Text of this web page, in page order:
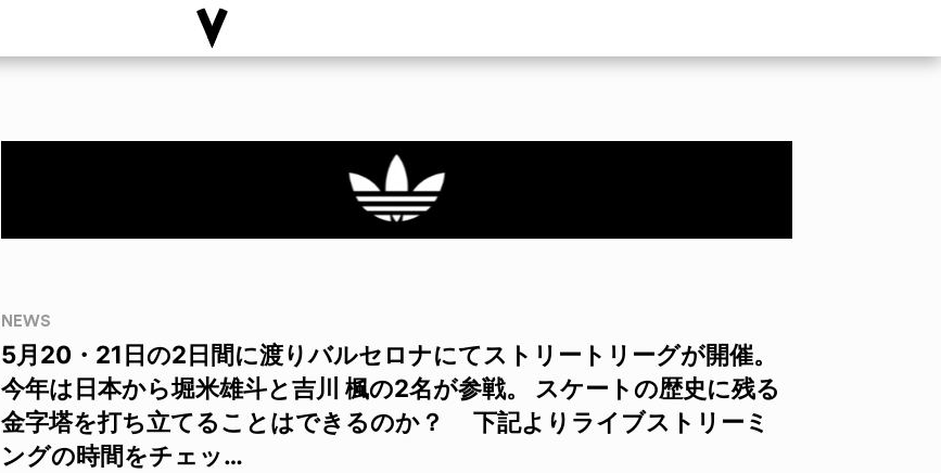
NEWS
5月20・21日の2日間に渡りバルセロナにてストリートリーグが開催。
今年は日本から堀米雄斗と吉川 楓の2名が参戦。 スケートの歴史に残る
金字塔を打ち立てることはできるのか？ 下記よりライブストリーミ
ングの時間をチェッ…